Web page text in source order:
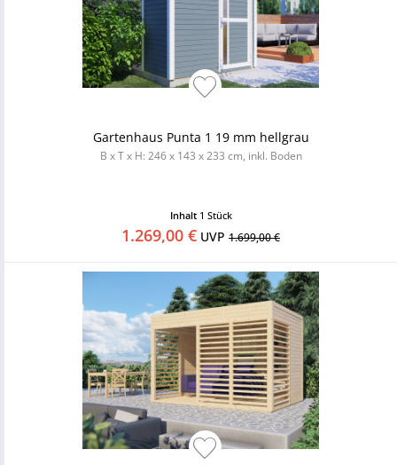
Gartenhaus Punta 1 19 mm hellgrau
B x T x H: 246 x 143 x 233 cm, inkl. Boden
Inhalt 1 Stück
1.269,00 € UVP 1.699,00 €